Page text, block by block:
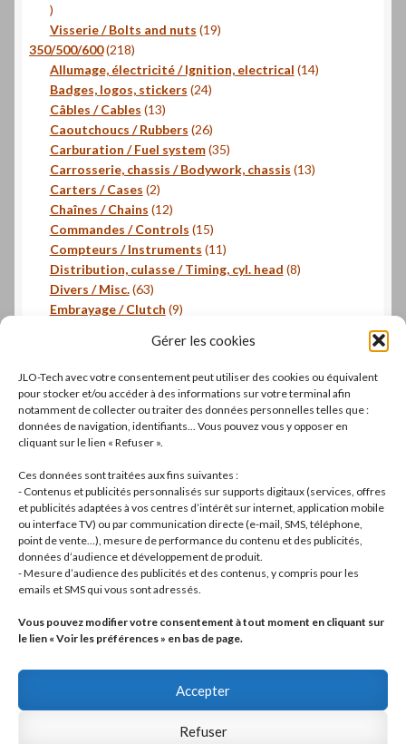
Gérer les cookies
JLO-Tech avec votre consentement peut utiliser des cookies ou équivalent
pour stocker et/ou accéder à des informations sur votre terminal afin
notamment de collecter ou traiter des données personnelles telles que :
données de navigation, identifiants... Vous pouvez vous y opposer en
cliquant sur le lien « Refuser ».
Ces données sont traitées aux fins suivantes :
- Contenus et publicités personnalisés sur supports digitaux (services, offres
et publicités adaptées à vos centres d’intérêt sur internet, application mobile
ou interface TV) ou par communication directe (e-mail, SMS, téléphone,
point de vente…), mesure de performance du contenu et des publicités,
données d’audience et développement de produit.
- Mesure d’audience des publicités et des contenus, y compris pour les
emails et SMS qui vous sont adressés.
Vous pouvez modifier votre consentement à tout moment en cliquant sur
le lien « Voir les préférences » en bas de page.
Accepter
Refuser
16
produits
Visserie / Bolts and nuts 1919
350/500/600 218218
produits
Allumage, électricité / Ignition, electrical 1414
Badges, logos, stickers 2424
Câbles / Cables 1313
produits
Caoutchoucs / Rubbers 2626
produits
Carburation / Fuel system 3535
produits
Carrosserie, chassis / Bodywork, chassis 1313
Carters / Cases 22
produits
Chaînes / Chains 1212
produits
Commandes / Controls 1515
produits
Compteurs / Instruments 1111
produits
Distribution, culasse / Timing, cyl. head 88
Divers / Misc. 6363
produits
Embrayage / Clutch 99
produits
1818
produits
Pistons, segments / Pistons, rings 3
produits
- Roulements / Bearings 22
produits
Transmission primaire / Primary transmission 11
Transmission secondaire / Secondary transmission
produits
Visserie / Bolts and nuts 88
produits
Litterature / Books 1111
produits
Autres modèles, Divers / Others models, Misc. 3737
produits
Dell'Orto 4242
produits
Brembo 19
produits
Motos complètes 2222